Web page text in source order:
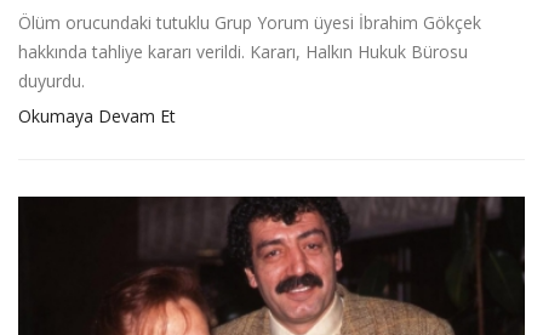
Ölüm orucundaki tutuklu Grup Yorum üyesi İbrahim Gökçek
hakkında tahliye kararı verildi. Kararı, Halkın Hukuk Bürosu
duyurdu.
Okumaya Devam Et